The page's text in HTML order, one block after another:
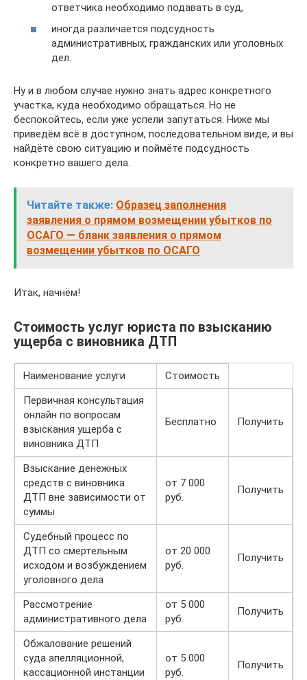
ответчика необходимо подавать в суд,
иногда различается подсудность
административных, гражданских или уголовных
дел.
Ну и в любом случае нужно знать адрес конкретного
участка, куда необходимо обращаться. Но не
беспокойтесь, если уже успели запутаться. Ниже мы
приведём всё в доступном, последовательном виде, и вы
найдёте свою ситуацию и поймёте подсудность
конкретно вашего дела.
Читайте также: Образец заполнения
заявления о прямом возмещении убытков по
ОСАГО — бланк заявления о прямом
возмещении убытков по ОСАГО
Итак, начнём!
Стоимость услуг юриста по взысканию
ущерба с виновника ДТП
Наименование услуги
Стоимость
Первичная консультация
онлайн по вопросам
взыскания ущерба с
виновника ДТП
Бесплатно Получить
Взыскание денежных
средств с виновника
ДТП вне зависимости от
суммы
от 7 000
руб.
Получить
Судебный процесс по
ДТП со смертельным
исходом и возбуждением
уголовного дела
от 20 000
руб.
Получить
Рассмотрение
административного дела
от 5 000
руб.
Получить
Обжалование решений
суда апелляционной,
кассационной инстанции
от 5 000
руб.
Получить